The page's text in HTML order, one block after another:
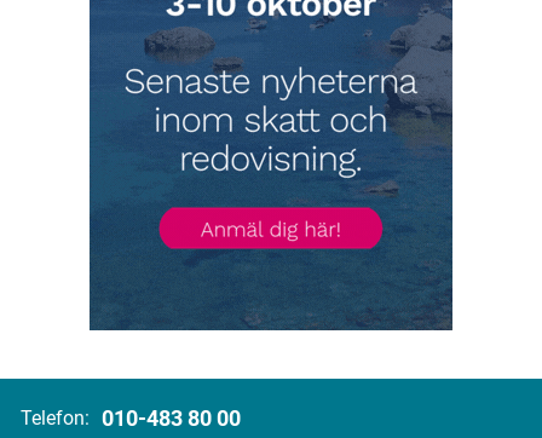
Telefon: 010-483 80 00